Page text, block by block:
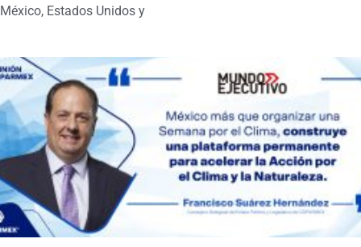
México, Estados Unidos y